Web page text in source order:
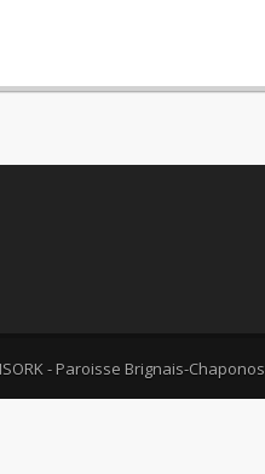
- Paroisse Brignais-